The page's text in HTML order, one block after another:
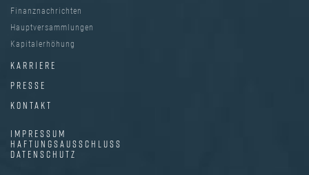
Finanznachrichten
Hauptversammlungen
Kapitalerhöhung
KARRIERE
PRESSE
KONTAKT
IMPRESSUM
HAFTUNGSAUSSCHLUSS
DATENSCHUTZ